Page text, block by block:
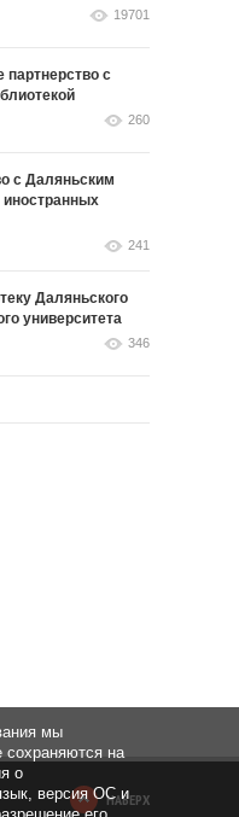
19701
партнерство с
260
с Даляньским
иностранных
241
Даляньского
университета
346
НАВЕРХ
мы
сохраняются на
о
версия ОС и